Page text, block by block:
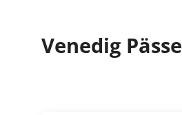
Venedig Pässe